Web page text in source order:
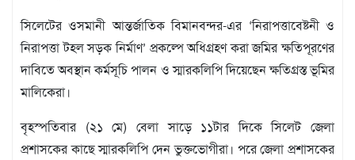
প্রযুক্তি
মতামত
শিল্প
সাহিত্য
আদালত
অর্থনীতি
সিলেটের ওসমানী আন্তর্জাতিক বিমানবন্দর-এর ‘নিরাপত্তাবেষ্টনী ও
নিরাপত্তা টহল সড়ক নির্মাণ’ প্রকল্পে অধিগ্রহণ করা জমির ক্ষতিপূরণের
দাবিতে অবস্থান কর্মসূচি পালন ও স্মারকলিপি দিয়েছেন ক্ষতিগ্রস্ত ভূমির
মালিকেরা।
বৃহস্পতিবার (২১ মে) বেলা সাড়ে ১১টার দিকে সিলেট জেলা
প্রশাসকের কাছে স্মারকলিপি দেন ভুক্তভোগীরা। পরে জেলা প্রশাসকের